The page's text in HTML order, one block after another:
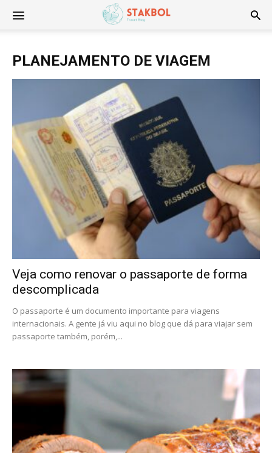
Stakbol
PLANEJAMENTO DE VIAGEM
Veja como renovar o passaporte de forma
descomplicada
O passaporte é um documento importante para viagens
internacionais. A gente já viu aqui no blog que dá para viajar sem
passaporte também, porém,...